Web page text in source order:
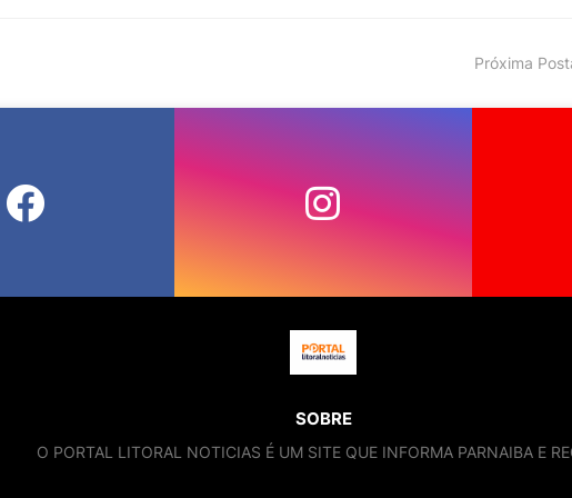
Próxima
SOBRE
O PORTAL LITORAL NOTICIAS É UM SITE QUE INFORMA PARNAIBA E